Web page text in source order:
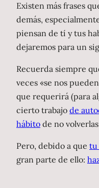
Existen más frases
demás,
piensan de tí y tus
dejaremos para un
Recuerda siempre
veces «se nos
que requerirá (para
cierto trabajo de
hábito de no
Pero, debido a que tu
gran parte de ello: